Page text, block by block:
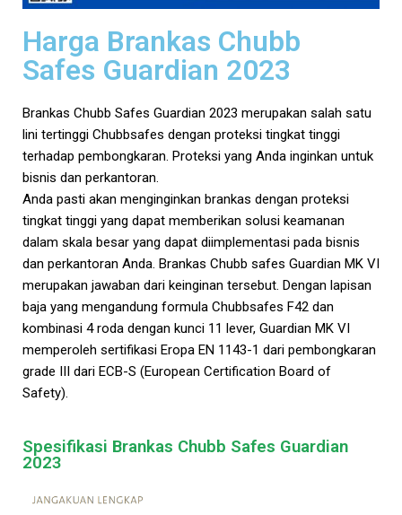
Harga Brankas Chubb
Safes Guardian 2023
Brankas Chubb Safes Guardian 2023 merupakan salah satu
lini tertinggi Chubbsafes dengan proteksi tingkat tinggi
terhadap pembongkaran. Proteksi yang Anda inginkan untuk
bisnis dan perkantoran.
Anda pasti akan menginginkan brankas dengan proteksi
tingkat tinggi yang dapat memberikan solusi keamanan
dalam skala besar yang dapat diimplementasi pada bisnis
dan perkantoran Anda. Brankas Chubb safes Guardian MK VI
merupakan jawaban dari keinginan tersebut. Dengan lapisan
baja yang mengandung formula Chubbsafes F42 dan
kombinasi 4 roda dengan kunci 11 lever, Guardian MK VI
memperoleh sertifikasi Eropa EN 1143-1 dari pembongkaran
grade III dari ECB-S (European Certification Board of
Safety).
Spesifikasi Brankas Chubb Safes Guardian
2023